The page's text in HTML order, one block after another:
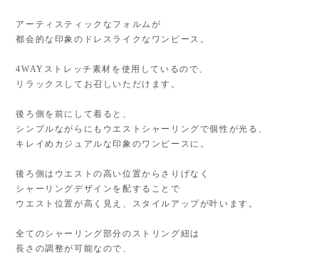
アーティスティックなフォルムが
都会的な印象のドレスライクなワンピース。
4WAYストレッチ素材を使用しているので、
リラックスしてお召しいただけます。
後ろ側を前にして着ると、
シンプルながらにもウエストシャーリングで個性が光る、
キレイめカジュアルな印象のワンピースに。
後ろ側はウエストの高い位置からさりげなく
シャーリングデザインを配することで
ウエスト位置が高く見え、スタイルアップが叶います。
全てのシャーリング部分のストリング紐は
長さの調整が可能なので、